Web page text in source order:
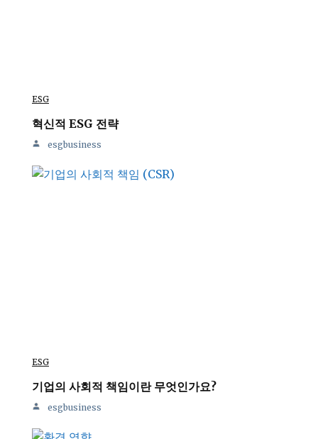
ESG
혁신적 ESG 전략
esgbusiness
ESG
기업의 사회적 책임이란 무엇인가요?
esgbusiness